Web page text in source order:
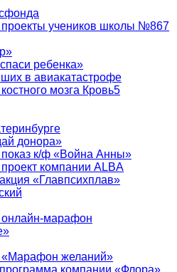
проекты учеников школы №867
ребенка»
в авиакатастрофе
мозга Кровь5
донора»
показ к/ф «Война Анны»
компании ALBA
«Главпсихплав»
«Марафон желаний»